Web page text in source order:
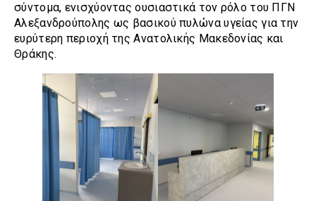
σύντομα, ενισχύοντας ουσιαστικά τον ρόλο του ΠΓΝ
Αλεξανδρούπολης ως βασικού πυλώνα υγείας για την
ευρύτερη περιοχή της Ανατολικής Μακεδονίας και
Θράκης.